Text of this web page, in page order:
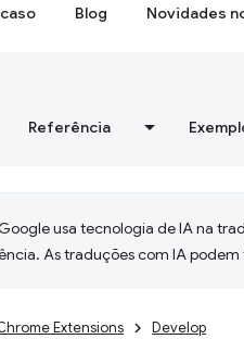
Blog Novidades
Referência
usa tecnologia de IA na
As traduções com IA podem
Extensions Develop